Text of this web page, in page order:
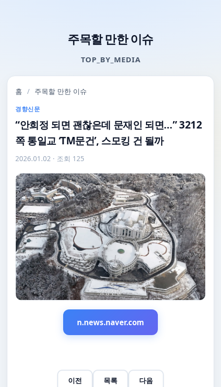
주목할 만한 이슈
TOP_BY_MEDIA
홈 / 주목할 만한 이슈
경향신문
“안희정 되면 괜찮은데 문재인 되면…” 3212
쪽 통일교 ‘TM문건’, 스모킹 건 될까
2026.01.02 · 조회 125
n.news.naver.com
이전 목록 다음